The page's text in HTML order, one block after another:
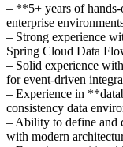
– **5+ years of
enterprise
– Strong experience
Spring Cloud Data
– Solid experience
for event-driven
– Experience in
consistency data
– Ability to define and
with modern